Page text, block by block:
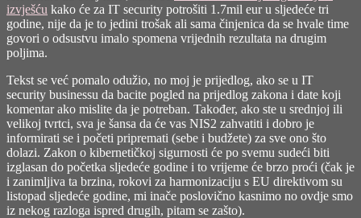
izvješću kako će za IT security potrošiti 1.7mil eur u sljedeće tri
godine, nije da je to jedini trošak ali sama činjenica da se hvale time
govori o odsustvu imalo spomena vrijednih rezultata na drugim
poljima.
Tekst se već pomalo odužio, no moj je prijedlog, ako se u IT
security businessu da bacite pogled na prijedlog zakona i date koji
komentar ako mislite da je potreban. Također, ako ste u srednjoj ili
velikoj tvrtci, sva je šansa da će vas NIS2 zahvatiti i dobro je
informirati se i početi pripremati (sebe i budžete) za sve ono što
dolazi. Zakon o kibernetičkoj sigurnosti će po svemu sudeći biti
izglasan do početka sljedeće godine i to vrijeme će brzo proći (čak je
i zanimljiva ta brzina, rokovi za harmonizaciju s EU direktivom su
listopad sljedeće godine, mi inače poslovično kasnimo no ovdje smo
iz nekog razloga ispred drugih, pitam se zašto).